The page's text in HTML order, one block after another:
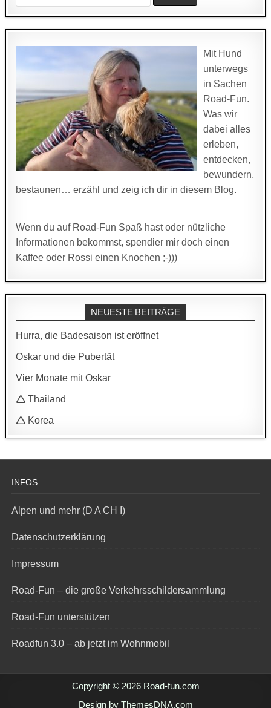
for:
Mit Hund
unterwegs
in Sachen
Road-Fun.
Was wir
dabei alles
erleben,
entdecken,
bewundern,
bestaunen… erzähl und zeig ich dir in diesem Blog.
Wenn du auf Road-Fun Spaß hast oder nützliche
Informationen bekommst, spendier mir doch einen
Kaffee oder Rossi einen Knochen ;-)))
NEUESTE BEITRÄGE
Hurra, die Badesaison ist eröffnet
Oskar und die Pubertät
Vier Monate mit Oskar
🛆 Thailand
🛆 Korea
INFOS
Alpen und mehr (D A CH I)
Datenschutzerklärung
Impressum
Road-Fun – die große Verkehrsschildersammlung
Road-Fun unterstützen
Roadfun 3.0 – ab jetzt im Wohnmobil
Copyright © 2026 Road-fun.com
Design by ThemesDNA.com